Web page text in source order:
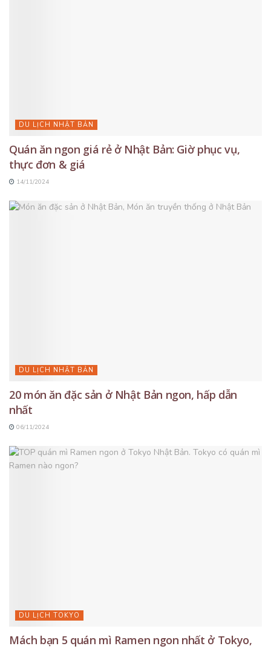
DU LỊCH NHẬT BẢN
Quán ăn ngon giá rẻ ở Nhật Bản: Giờ phục vụ,
thực đơn & giá
14/11/2024
DU LỊCH NHẬT BẢN
20 món ăn đặc sản ở Nhật Bản ngon, hấp dẫn
nhất
06/11/2024
DU LỊCH TOKYO
Mách bạn 5 quán mì Ramen ngon nhất ở Tokyo,